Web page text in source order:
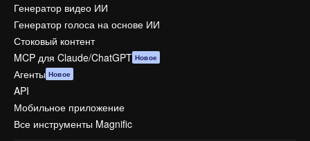
Генератор видео ИИ
Генератор голоса на основе ИИ
Стоковый контент
MCP для Claude/ChatGPT Новое
Агенты Новое
API
Мобильное приложение
Все инструменты Magnific